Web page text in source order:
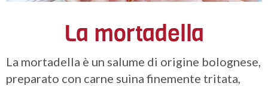
La mortadella
La mortadella è un salume di origine bolognese,
preparato con carne suina finemente tritata,